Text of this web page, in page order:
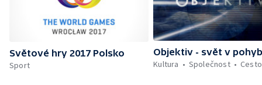
Světové hry 2017 Polsko
Sport
Objektiv - svět v
Kultura
Společnost